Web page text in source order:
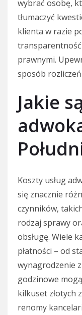
wybrać osobę,
tłumaczyć
klienta w razie
transparentność
prawnymi.
sposób
Jakie
Koszty usług
się znacznie
czynników,
rodzaj sprawy
obsługę. Wiele
płatności – od
wynagrodzenie
godzinowe
kilkuset złotych
renomy